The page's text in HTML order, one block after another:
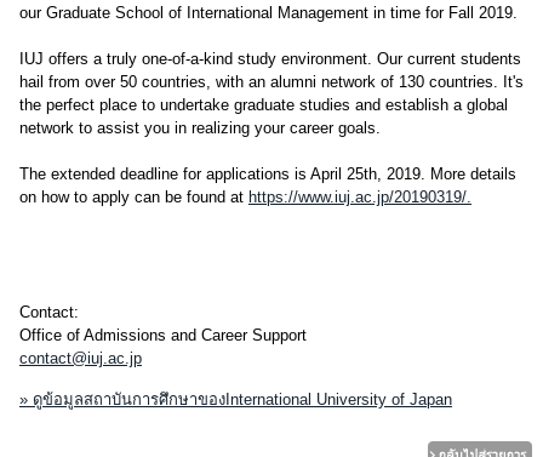
our Graduate School of International Management in time for Fall 2019.
IUJ offers a truly one-of-a-kind study environment. Our current students
hail from over 50 countries, with an alumni network of 130 countries. It's
the perfect place to undertake graduate studies and establish a global
network to assist you in realizing your career goals.
The extended deadline for applications is April 25th, 2019. More details
on how to apply can be found at https://www.iuj.ac.jp/20190319/.
Contact:
Office of Admissions and Career Support
contact@iuj.ac.jp
» ดูข้อมูลสถาบันการศึกษาของInternational University of Japan